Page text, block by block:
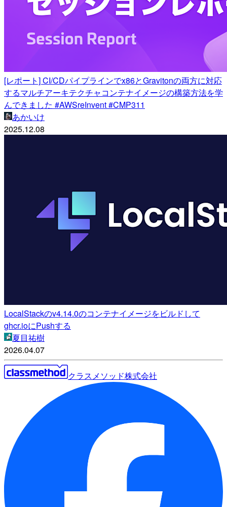
[レポート] CI/CDパイプラインでx86とGravitonの両方に対応
するマルチアーキテクチャコンテナイメージの構築方法を学
んできました #AWSreInvent #CMP311
あかいけ
2025.12.08
LocalStackのv4.14.0のコンテナイメージをビルドして
ghcr.ioにPushする
夏目祐樹
2026.04.07
クラスメソッド株式会社